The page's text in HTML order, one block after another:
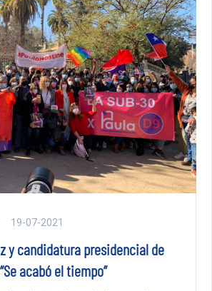
19-07-2021
y candidatura presidencial de
acabó el tiempo”